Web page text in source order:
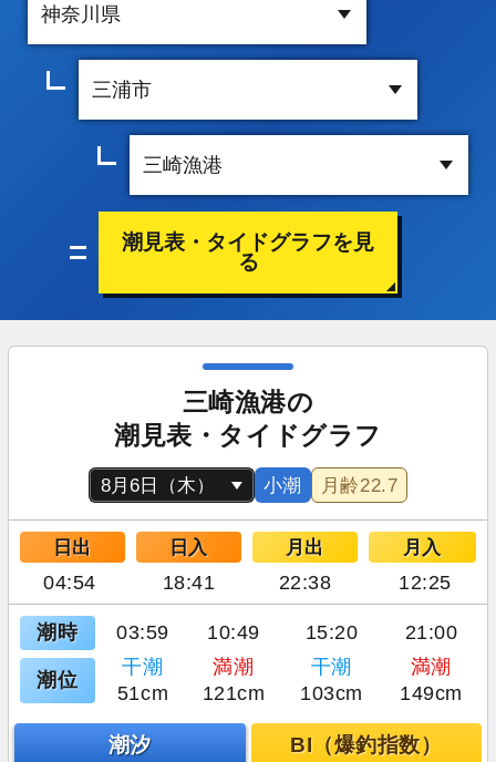
潮見表・タイドグラフを見
る
三崎漁港の
潮見表・タイドグラフ
小潮 月齢22.7
日出 日入 月出 月入
04:54 18:41 22:38 12:25
潮時 03:59 10:49 15:20 21:00
潮位
干潮 満潮 干潮
満潮
51cm
121cm 103cm 149cm
潮汐 BI（爆釣指数）